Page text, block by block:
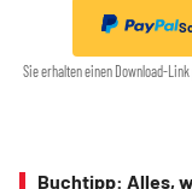
Sie erhalten einen Download-
Buchtipp: Alles,